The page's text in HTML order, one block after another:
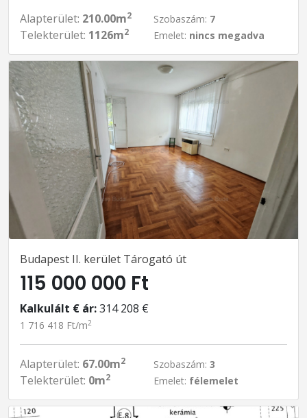
Alapterület: 210.00m2
Telekterület: 1126m2
Szobaszám: 7
Emelet: nincs megadva
Budapest II. kerület Tárogató út
115 000 000 Ft
Kalkulált € ár:314 208 €
1 716 418 Ft/m2
Alapterület: 67.00m2
Telekterület: 0m2
Szobaszám: 3
Emelet: félemelet